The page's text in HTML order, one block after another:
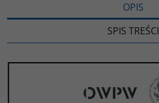
OPIS
SPIS TREŚCI